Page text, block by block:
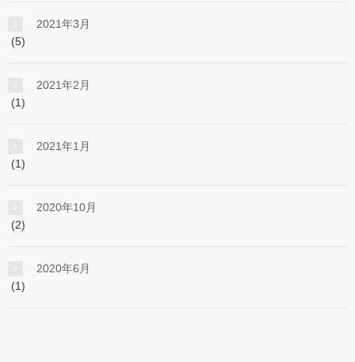
2021年3月
(5)
2021年2月
(1)
2021年1月
(1)
2020年10月
(2)
2020年6月
(1)